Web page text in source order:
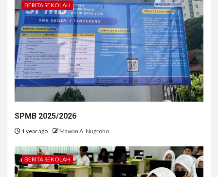
BERITA SEKOLAH
SPMB 2025/2026
1 year ago Mawan A. Nugroho
BERITA SEKOLAH